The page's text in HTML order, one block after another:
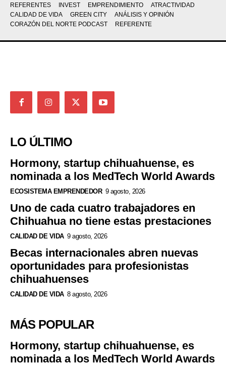
REFERENTES INVEST EMPRENDIMIENTO
ATRACTIVIDAD
CALIDAD DE VIDA
GREEN CITY
ANÁLISIS Y OPINIÓN
CORAZÓN DEL NORTE PODCAST
REFERENTE
LO ÚLTIMO
Hormony, startup chihuahuense, es
nominada a los MedTech World Awards
ECOSISTEMA EMPRENDEDOR 9 agosto, 2026
Uno de cada cuatro trabajadores en
Chihuahua no tiene estas prestaciones
CALIDAD DE VIDA 9 agosto, 2026
Becas internacionales abren nuevas
oportunidades para profesionistas
chihuahuenses
CALIDAD DE VIDA 8 agosto, 2026
MÁS POPULAR
Hormony, startup chihuahuense, es
nominada a los MedTech World Awards